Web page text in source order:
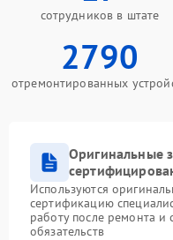
сотрудников в штате
2790
отремонтированных
Оригинальные
Используются
сертификацию
работу после ремонта и
обязательств